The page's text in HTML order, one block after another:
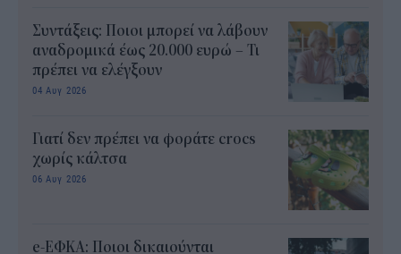
Συντάξεις: Ποιοι μπορεί να λάβουν
αναδρομικά έως 20.000 ευρώ – Τι
πρέπει να ελέγξουν
04 Αυγ 2026
Γιατί δεν πρέπει να φοράτε crocs
χωρίς κάλτσα
06 Αυγ 2026
e-ΕΦΚΑ: Ποιοι δικαιούνται